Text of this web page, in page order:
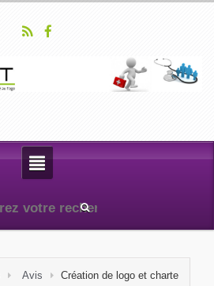
Avis
Création de logo et charte